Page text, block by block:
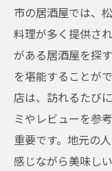
市の居酒屋では、
料理が多く提供さ
がある居酒屋を探
を堪能することが
店は、訪れるたび
ミやレビューを参
重要です。地元の
感じながら美味し